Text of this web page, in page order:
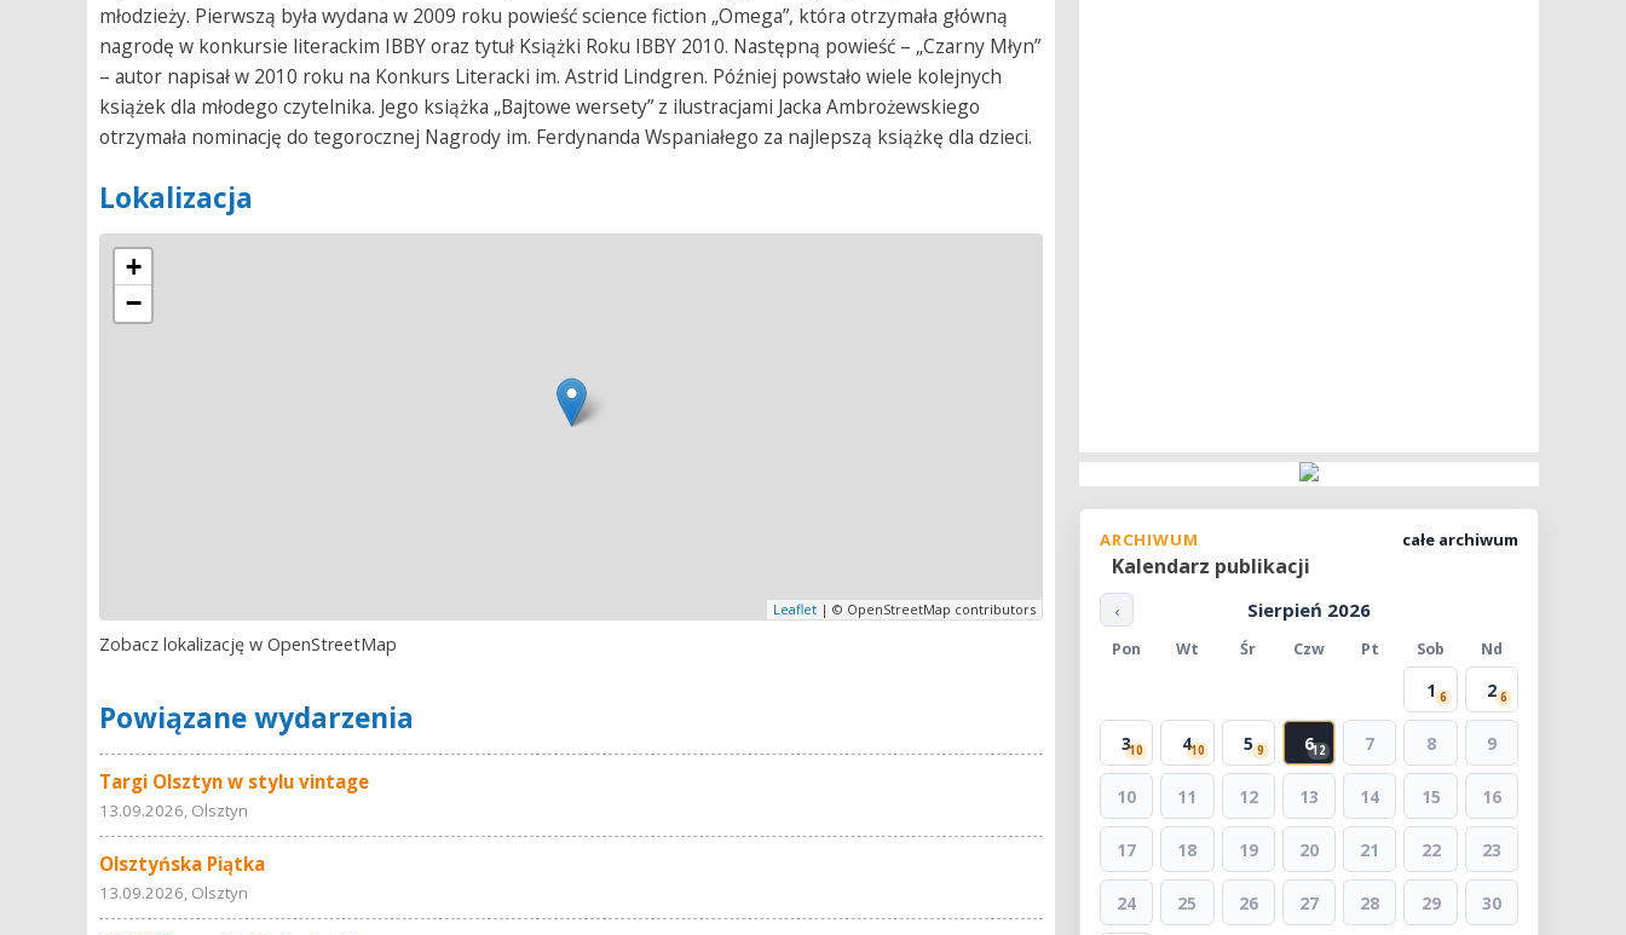
młodzieży. Pierwszą była wydana w 2009 roku powieść science fiction „Omega”, która otrzymała główną
nagrodę w konkursie literackim IBBY oraz tytuł Książki Roku IBBY 2010. Następną powieść – „Czarny Młyn”
– autor napisał w 2010 roku na Konkurs Literacki im. Astrid Lindgren. Później powstało wiele kolejnych
książek dla młodego czytelnika. Jego książka „Bajtowe wersety” z ilustracjami Jacka Ambrożewskiego
otrzymała nominację do tegorocznej Nagrody im. Ferdynanda Wspaniałego za najlepszą książkę dla dzieci.
Lokalizacja
+
−
Leaflet | © OpenStreetMap contributors
Zobacz lokalizację w OpenStreetMap
Powiązane wydarzenia
Targi Olsztyn w stylu vintage
13.09.2026, Olsztyn
Olsztyńska Piątka
13.09.2026, Olsztyn
ARCHIWUM
Kalendarz publikacji
całe archiwum
‹ Sierpień 2026
Pon Wt Śr Czw Pt Sob Nd
1 6 2 6
310 410 5 9 612 7 8 9
10 11 12 13 14 15 16
17 18 19 20 21 22 23
24 25 26 27 28 29 30